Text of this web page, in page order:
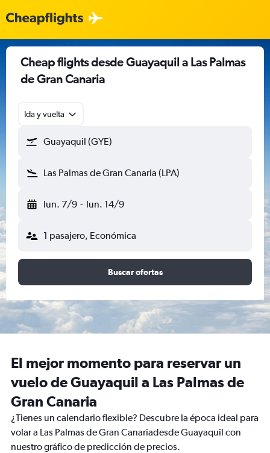
Cheap flights desde Guayaquil a Las Palmas
de Gran Canaria
Ida y vuelta
Guayaquil (GYE)
Las Palmas de Gran Canaria (LPA)
lun. 7/9 - lun. 14/9
1 pasajero, Económica
Buscar ofertas
El mejor momento para reservar un
vuelo de Guayaquil a Las Palmas de
Gran Canaria
¿Tienes un calendario flexible? Descubre la época ideal para
volar a Las Palmas de Gran Canariadesde Guayaquil con
nuestro gráfico de predicción de precios.